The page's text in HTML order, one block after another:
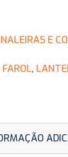
E
FAROL,